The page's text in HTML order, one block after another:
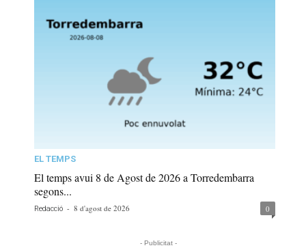
EL TEMPS
El temps avui 8 de Agost de 2026 a Torredembarra
segons...
Redacció - 8 d'agost de 2026 0
- Publicitat -